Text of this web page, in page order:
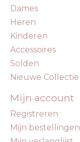
Dames
Heren
Kinderen
Accessoires
Solden
Nieuwe Collectie
Mijn account
Registreren
Mijn bestellingen